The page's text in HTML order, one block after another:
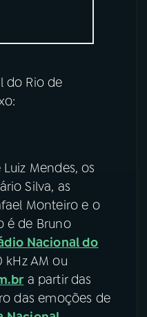
do Rio de
Mendes, os
Silva, as
Monteiro e o
é de Bruno
Nacional do
kHz AM ou
a partir das
das emoções de